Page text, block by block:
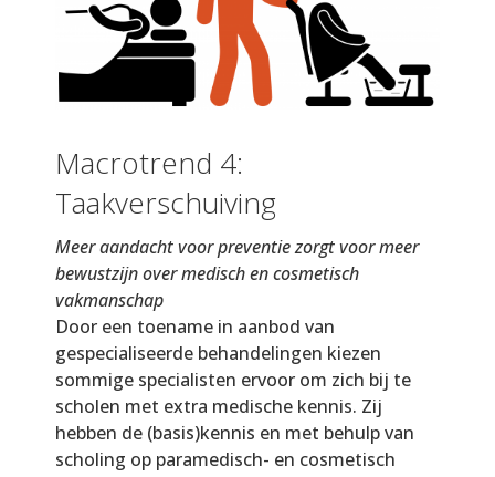
Macrotrend 4:
Taakverschuiving
Meer aandacht voor preventie zorgt voor meer
bewustzijn over medisch en cosmetisch
vakmanschap
Door een toename in aanbod van
gespecialiseerde behandelingen kiezen
sommige specialisten ervoor om zich bij te
scholen met extra medische kennis. Zij
hebben de (basis)kennis en met behulp van
scholing op paramedisch- en cosmetisch